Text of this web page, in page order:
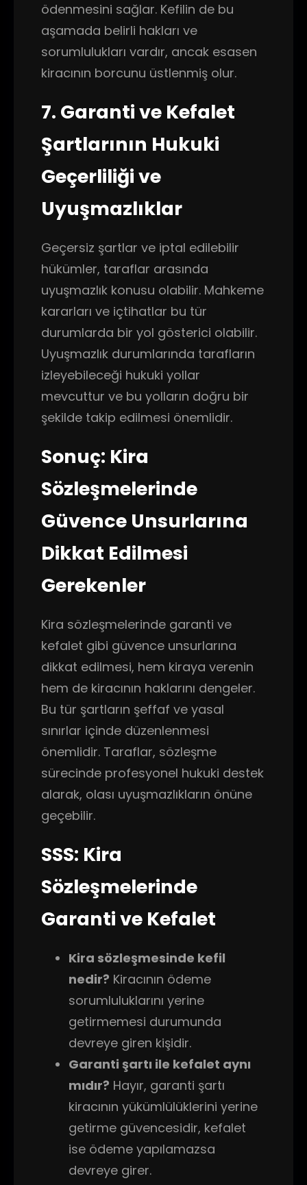
ödenmesini sağlar. Kefilin de bu
aşamada belirli hakları ve
sorumlulukları vardır, ancak esasen
kiracının borcunu üstlenmiş olur.
7. Garanti ve Kefalet
Şartlarının Hukuki
Geçerliliği ve
Uyuşmazlıklar
Geçersiz şartlar ve iptal edilebilir
hükümler, taraflar arasında
uyuşmazlık konusu olabilir. Mahkeme
kararları ve içtihatlar bu tür
durumlarda bir yol gösterici olabilir.
Uyuşmazlık durumlarında tarafların
izleyebileceği hukuki yollar
mevcuttur ve bu yolların doğru bir
şekilde takip edilmesi önemlidir.
Sonuç: Kira
Sözleşmelerinde
Güvence Unsurlarına
Dikkat Edilmesi
Gerekenler
Kira sözleşmelerinde garanti ve
kefalet gibi güvence unsurlarına
dikkat edilmesi, hem kiraya verenin
hem de kiracının haklarını dengeler.
Bu tür şartların şeffaf ve yasal
sınırlar içinde düzenlenmesi
önemlidir. Taraflar, sözleşme
sürecinde profesyonel hukuki destek
alarak, olası uyuşmazlıkların önüne
geçebilir.
SSS: Kira
Sözleşmelerinde
Garanti ve Kefalet
Kira sözleşmesinde kefil
nedir? Kiracının ödeme
sorumluluklarını yerine
getirmemesi durumunda
devreye giren kişidir.
Garanti şartı ile kefalet aynı
mıdır? Hayır, garanti şartı
kiracının yükümlülüklerini yerine
getirme güvencesidir, kefalet
ise ödeme yapılamazsa
devreye girer.